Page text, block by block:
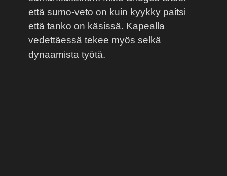
että sumo-veto on kuin kyykky paitsi
että tanko on käsissä. Kapealla
vedettäessä tekee myös selkä
dynaamista työtä.